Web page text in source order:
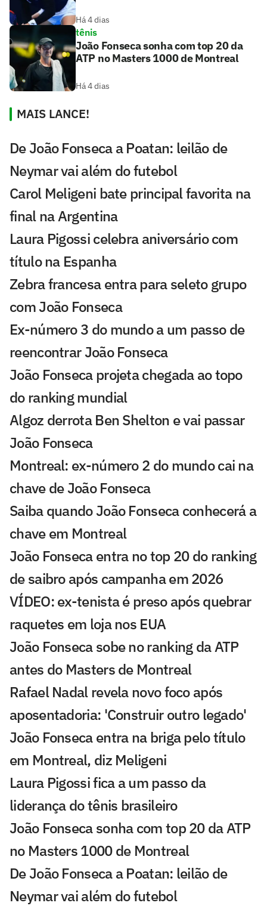
Há 4 dias
tênis
João Fonseca sonha com top 20 da
ATP no Masters 1000 de Montreal
Há 4 dias
MAIS LANCE!
De João Fonseca a Poatan: leilão de
Neymar vai além do futebol
Carol Meligeni bate principal favorita na
final na Argentina
Laura Pigossi celebra aniversário com
título na Espanha
Zebra francesa entra para seleto grupo
com João Fonseca
Ex-número 3 do mundo a um passo de
reencontrar João Fonseca
João Fonseca projeta chegada ao topo
do ranking mundial
Algoz derrota Ben Shelton e vai passar
João Fonseca
Montreal: ex-número 2 do mundo cai na
chave de João Fonseca
Saiba quando João Fonseca conhecerá a
chave em Montreal
João Fonseca entra no top 20 do ranking
de saibro após campanha em 2026
VÍDEO: ex-tenista é preso após quebrar
raquetes em loja nos EUA
João Fonseca sobe no ranking da ATP
antes do Masters de Montreal
Rafael Nadal revela novo foco após
aposentadoria: 'Construir outro legado'
João Fonseca entra na briga pelo título
em Montreal, diz Meligeni
Laura Pigossi fica a um passo da
liderança do tênis brasileiro
João Fonseca sonha com top 20 da ATP
no Masters 1000 de Montreal
De João Fonseca a Poatan: leilão de
Neymar vai além do futebol